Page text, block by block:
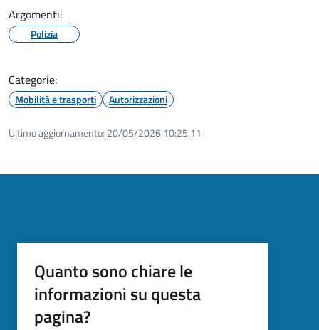
Argomenti:
Polizia
Categorie:
Mobilità e trasporti Autorizzazioni
Ultimo aggiornamento: 20/05/2026 10:25.11
Quanto sono chiare le
informazioni su questa
pagina?